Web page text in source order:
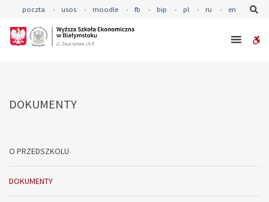
poczta usos moodle fb bip pl ru en
DOKUMENTY
O PRZEDSZKOLU
DOKUMENTY